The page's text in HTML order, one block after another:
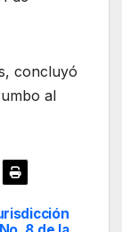
concluyó
al